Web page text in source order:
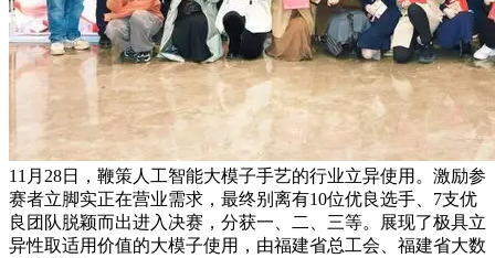
11月28日，鞭策人工智能大模子手艺的行业立异使用。激励参
赛者立脚实正在营业需求，最终别离有10位优良选手、7支优
良团队脱颖而出进入决赛，分获一、二、三等。展现了极具立
异性取适用价值的大模子使用，由福建省总工会、福建省大数